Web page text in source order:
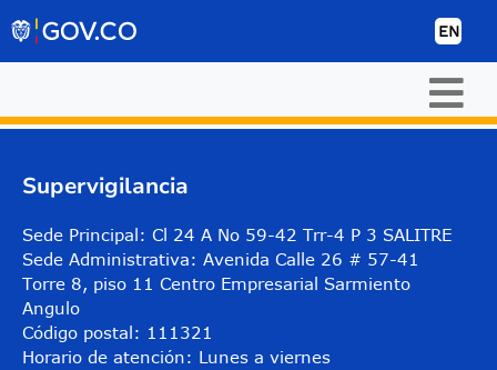
EN
Supervigilancia
Sede Principal: Cl 24 A No 59-42 Trr-4 P 3 SALITRE
Sede Administrativa: Avenida Calle 26 # 57-41
Torre 8, piso 11 Centro Empresarial Sarmiento
Angulo
Código postal: 111321
Horario de atención: Lunes a viernes